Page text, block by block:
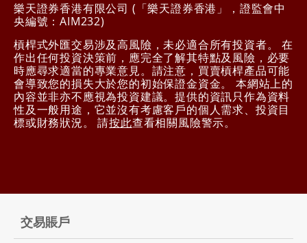
樂天證券香港有限公司 (「樂天證券香港」，證監會中
央編號：AIM232)
槓桿式外匯交易涉及高風險，未必適合所有投資者。 在
作出任何投資決策前，應完全了解其特點及風險，必要
時應尋求適當的專業意見。請注意，買賣槓桿產品可能
會導致您的損失大於您的初始保證金資金。 本網站上的
內容並非亦不應視為投資建議。提供的資訊只作為資料
性及一般用途，它並沒有考慮客戶的個人需求、投資目
標或財務狀況。 請按此查看相關風險警示。
交易賬戶